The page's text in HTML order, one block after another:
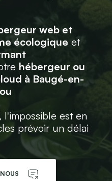
web et
écologique et
hébergeur ou
à Baugé-en-
l'impossible est en
prévoir un délai